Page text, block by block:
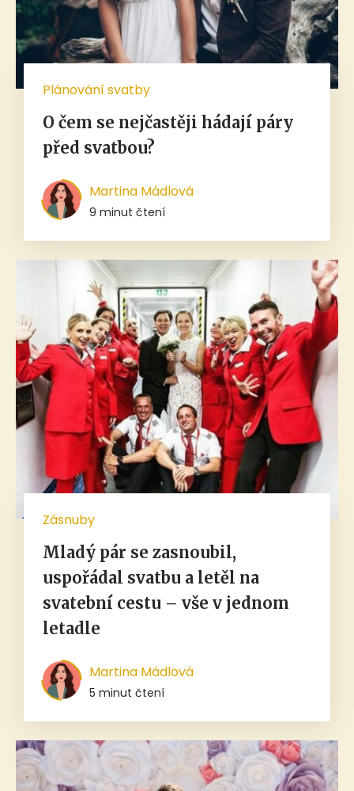
Plánování svatby
O čem se nejčastěji hádají páry
před svatbou?
Martina Mádlová
9 minut čtení
Zásnuby
Mladý pár se zasnoubil,
uspořádal svatbu a letěl na
svatební cestu – vše v jednom
letadle
Martina Mádlová
5 minut čtení